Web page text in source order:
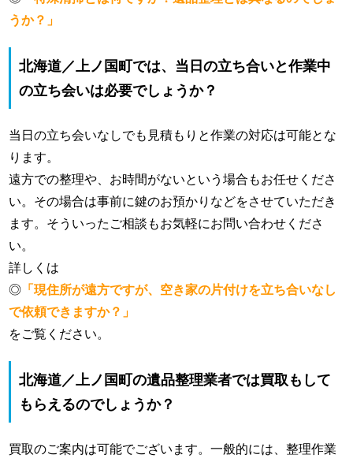
うか？」
北海道／上ノ国町では、当日の立ち合いと作業中
の立ち会いは必要でしょうか？
当日の立ち会いなしでも見積もりと作業の対応は可能とな
ります。
遠方での整理や、お時間がないという場合もお任せくださ
い。その場合は事前に鍵のお預かりなどをさせていただき
ます。そういったご相談もお気軽にお問い合わせくださ
い。
詳しくは
◎ 「現住所が遠方ですが、空き家の片付けを立ち合いなし
で依頼できますか？」
をご覧ください。
北海道／上ノ国町の遺品整理業者では買取もして
もらえるのでしょうか？
買取のご案内は可能でございます。一般的には、整理作業